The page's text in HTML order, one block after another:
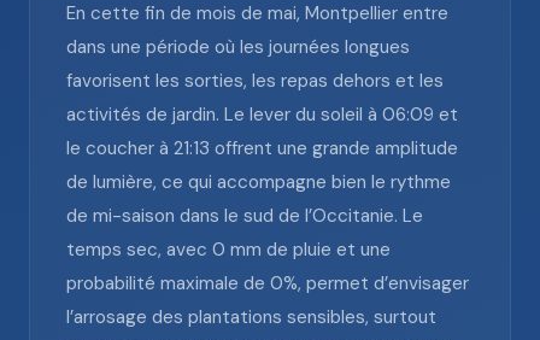
En cette fin de mois de mai, Montpellier entre
dans une période où les journées longues
favorisent les sorties, les repas dehors et les
activités de jardin. Le lever du soleil à 06:09 et
le coucher à 21:13 offrent une grande amplitude
de lumière, ce qui accompagne bien le rythme
de mi-saison dans le sud de l’Occitanie. Le
temps sec, avec 0 mm de pluie et une
probabilité maximale de 0%, permet d’envisager
l’arrosage des plantations sensibles, surtout